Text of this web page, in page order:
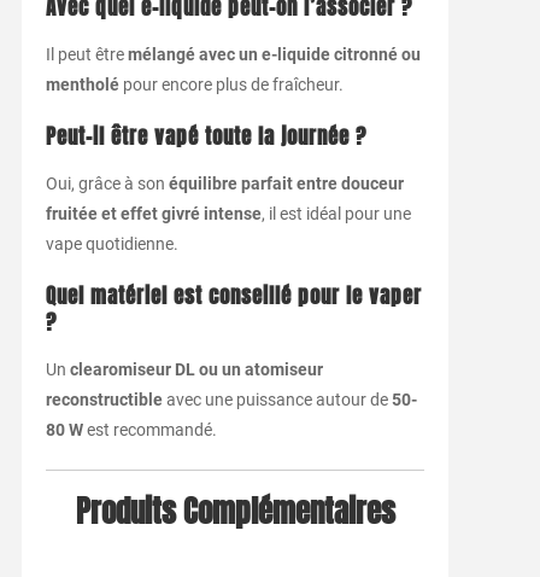
Avec quel e-liquide peut-on l’associer ?
Il peut êtremélangé avec un e-liquide citronné ou
mentholépour encore plus de fraîcheur.
Peut-il être vapé toute la journée ?
Oui, grâce à son équilibre parfait entre douceur
fruitée et effet givré intense, il est idéal pour une
vape quotidienne.
Quel matériel est conseillé pour le vaper
?
Un clearomiseur DL ou un atomiseur
reconstructibleavec une puissance autour de50-
80 West recommandé.
Produits Complémentaires